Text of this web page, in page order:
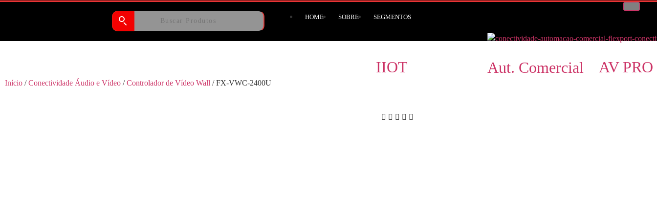
HOME SOBRE SEGMENTOS
IIOT Aut. Comercial AV PRO
Início /Conectividade Áudio e Vídeo /Controlador de Vídeo Wall / FX-VWC-2400U